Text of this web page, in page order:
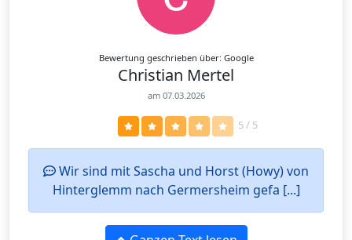
Bewertung geschrieben über: Google
Christian Mertel
am 07.03.2026
5 / 5
Wir sind mit Sascha und Horst (Howy) von
Hinterglemm nach Germersheim gefa [...]